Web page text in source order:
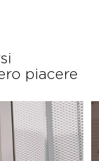
piacere